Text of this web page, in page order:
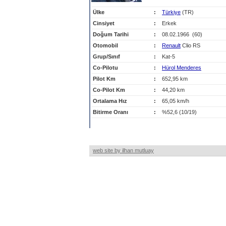
Ülke : Türkiye (TR)
Cinsiyet
:
Erkek
Doğum Tarihi
:
08.02.1966 (60)
Otomobil
: Renault Clio RS
Grup/Sınıf
:
Kat-5
Co-Pilotu
:
Hürol Menderes
Pilot Km
:
652,95 km
Co-Pilot Km
:
44,20 km
Ortalama Hız
:
65,05 km/h
Bitirme Oranı
: %52,6 (10/19)
web site by ilhan mutluay